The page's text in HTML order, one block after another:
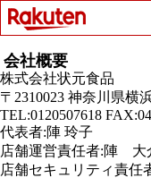
会社概要
株式会社状元食品
〒2310023 神奈川県横
TEL:0120507618
代表者:陣 玲子
店舗運営責任者:陣 大
店舗セキュリティ責